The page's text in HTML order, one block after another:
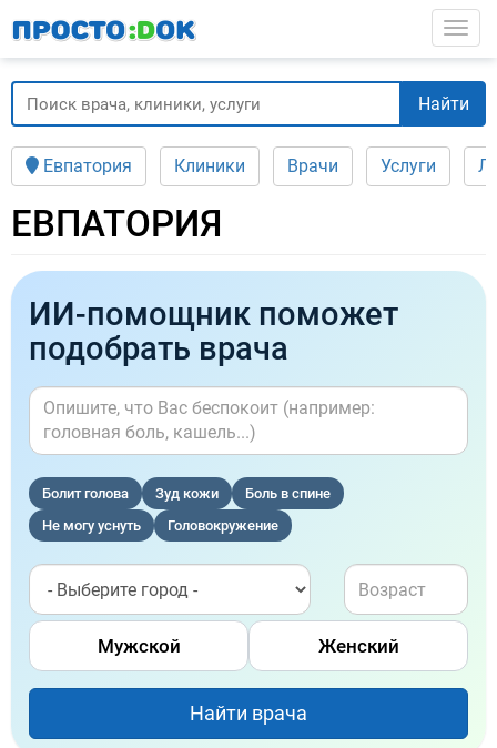
содержанию
Найти
Евпатория Клиники Врачи Услуги
ЕВПАТОРИЯ
ИИ-помощник поможет
подобрать врача
Болит голова Зуд кожи
Боль в спине
Не могу уснуть
Головокружение
Мужской Женский
Найти врача